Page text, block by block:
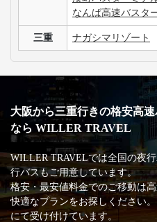
なんば高速バスタ
三重 ナガシマリゾート
大阪から三重行きの格安高
なら WILLER TRAVEL
WILLER TRAVELでは全国の夜
行バスもご用意しています。
格安・最安値料金でのご移動は
快適なプランをお探しください
にて受け付けています。